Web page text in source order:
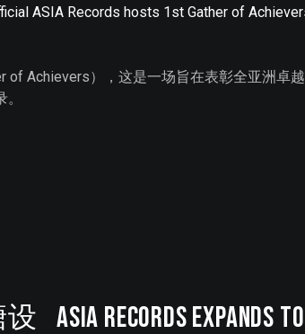
ASIA Records hosts 1st Gather of
of Achievers），这是一场旨在表彰全亚洲
ASIA Records Expands